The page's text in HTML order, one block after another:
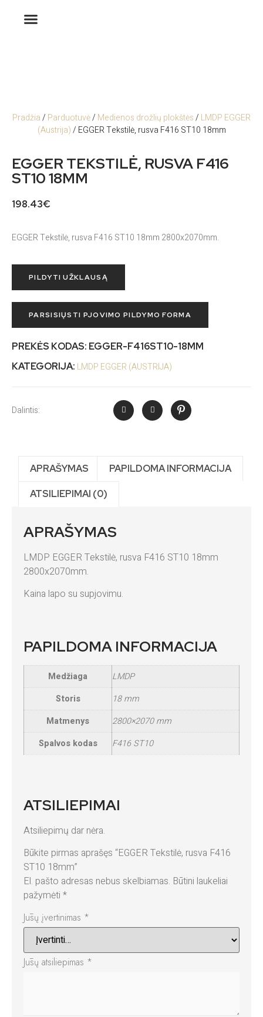
Pradžia/ Parduotuvė/ Medienos drožlių plokštės/ LMDP EGGER
(Austrija)/ EGGER Tekstilė, rusva F416 ST10 18mm
EGGER TEKSTILĖ, RUSVA F416
ST10 18MM
198.43€
EGGER Tekstilė, rusva F416 ST10 18mm 2800x2070mm.
PILDYTI UŽKLAUSĄ
PARSISIŲSTI PJOVIMO PILDYMO FORMA
PREKĖS KODAS: EGGER-F416ST10-18MM
KATEGORIJA: LMDP EGGER (AUSTRIJA)
Dalintis:
APRAŠYMAS PAPILDOMA INFORMACIJA
ATSILIEPIMAI (0)
APRAŠYMAS
LMDP EGGER Tekstilė, rusva F416 ST10 18mm
2800x2070mm.
Kaina lapo su supjovimu.
PAPILDOMA INFORMACIJA
Medžiaga
LMDP
Storis
18 mm
Matmenys
2800×2070 mm
Spalvos kodas
F416 ST10
ATSILIEPIMAI
Atsiliepimų dar nėra.
Būkite pirmas aprašęs “EGGER Tekstilė, rusva F416
ST10 18mm”
El. pašto adresas nebus skelbiamas. Būtini laukeliai
pažymėti *
Jūsų įvertinimas *
Jūsų atsiliepimas *